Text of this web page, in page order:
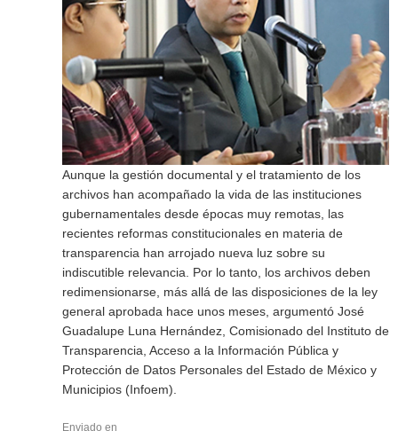
Aunque la gestión documental y el tratamiento de los
archivos han acompañado la vida de las instituciones
gubernamentales desde épocas muy remotas, las
recientes reformas constitucionales en materia de
transparencia han arrojado nueva luz sobre su
indiscutible relevancia. Por lo tanto, los archivos deben
redimensionarse, más allá de las disposiciones de la ley
general aprobada hace unos meses, argumentó José
Guadalupe Luna Hernández, Comisionado del Instituto de
Transparencia, Acceso a la Información Pública y
Protección de Datos Personales del Estado de México y
Municipios (Infoem).
Enviado en